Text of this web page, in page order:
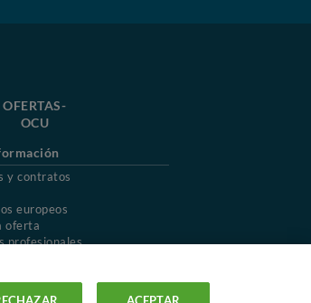
OFERTAS-
OCU
y contratos
europeos
oferta
profesionales
ACEPTAR